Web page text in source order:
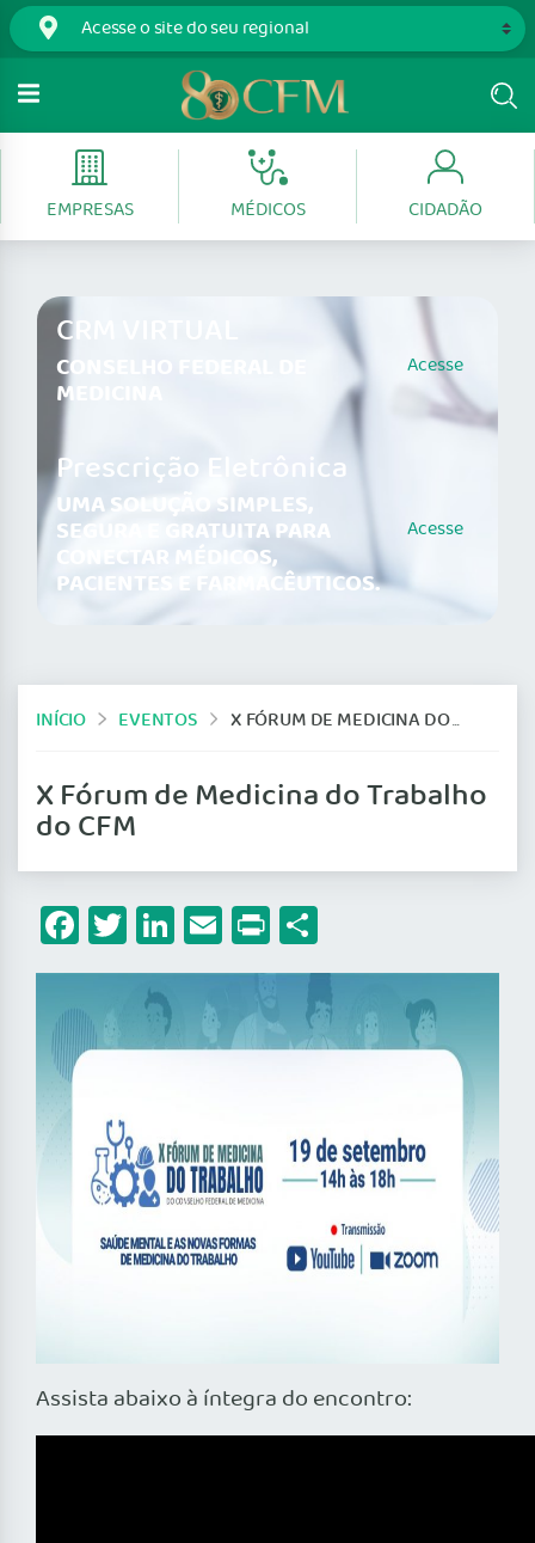
EMPRESAS MÉDICOS CIDADÃO
CRM VIRTUAL
CONSELHO FEDERAL DE
MEDICINA
Acesse
Prescrição Eletrônica
UMA SOLUÇÃO SIMPLES,
SEGURA E GRATUITA PARA
CONECTAR MÉDICOS,
PACIENTES E FARMACÊUTICOS.
Acesse
INÍCIO EVENTOS X FÓRUM DE MEDICINA DO TRABALHO DO CFM
X Fórum de Medicina do Trabalho
do CFM
Facebook
Twitter
LinkedIn
Email
Print
Assista abaixo à íntegra do encontro: